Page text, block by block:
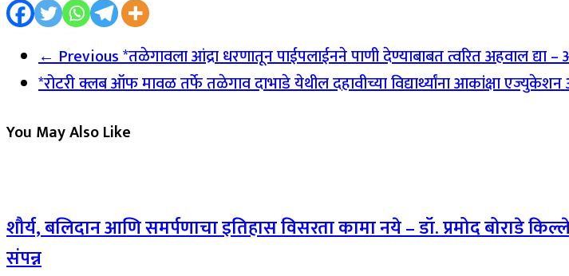
← Previous*तळेगावला आंद्रा धरणातून पाईपलाईनने पाणी देण्याबाबत त्वरित अहवाल द्या –
*रोटरी क्लब ऑफ मावळ तर्फे तळेगाव दाभाडे येथील दहावीच्या विद्यार्थ्यांना आकांक्षा
You May Also Like
शौर्य, बलिदान आणि समर्पणाचा इतिहास विसरता कामा नये – डॉ. प्रमोद बोराडे
संपन्न